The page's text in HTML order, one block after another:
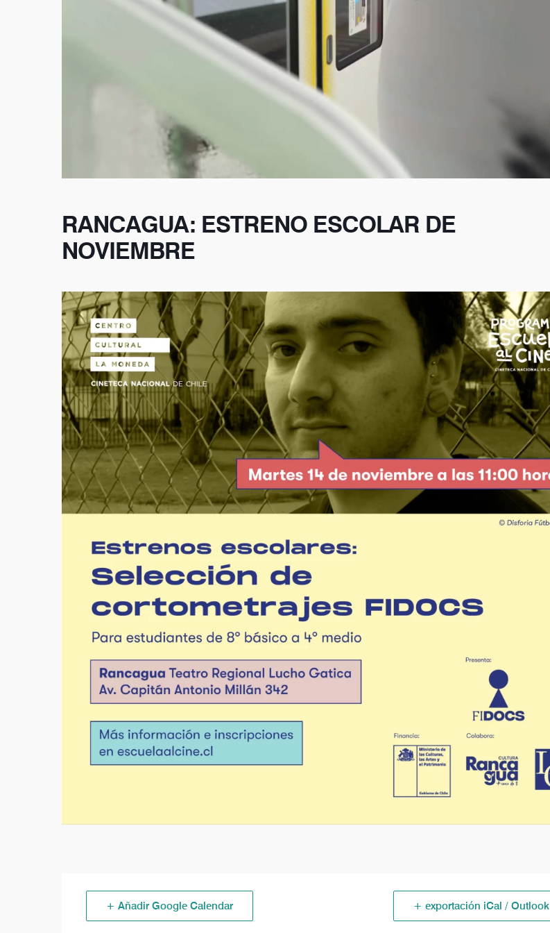
RANCAGUA: ESTRENO ESCOLAR DE
NOVIEMBRE
+ Añadir Google Calendar + exportación iCal / Outlook